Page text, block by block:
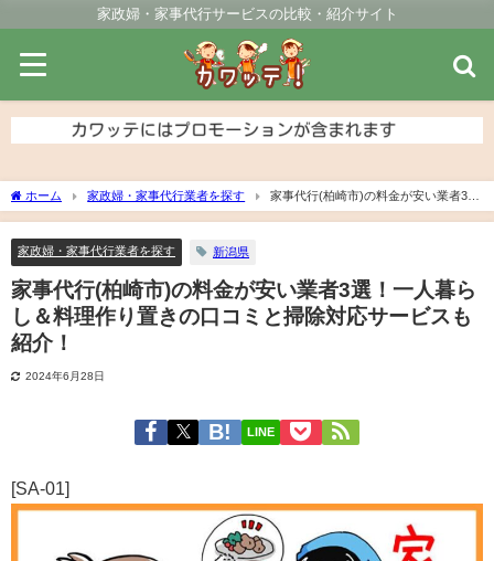
家政婦・家事代行サービスの比較・紹介サイト
ホーム 家政婦・家事代行業者を探す
家事代行(柏崎市)の料金が安い業者3
選！一人暮らし＆料理作り置きの口コミと掃除対応サービスも紹介！
家政婦・家事代行業者を探す 新潟県
家事代行(柏崎市)の料金が安い業者3選！一人暮ら
し＆料理作り置きの口コミと掃除対応サービスも
紹介！
2024年6月28日
LINE
[SA-01]